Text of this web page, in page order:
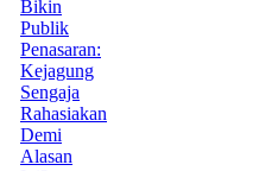
Bikin
Publik
Penasaran:
Kejagung
Sengaja
Rahasiakan
Demi
Alasan